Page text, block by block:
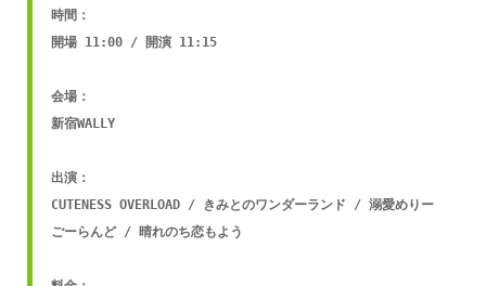
時間：
開場 11:00 / 開演 11:15
会場：
新宿WALLY
出演：
CUTENESS OVERLOAD / きみとのワンダーランド / 溺愛めりー
ごーらんど / 晴れのち恋もよう